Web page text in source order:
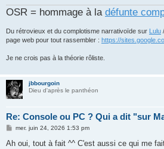
OSR = hommage à la défunte
Du rétrovieux et du complotisme narrativoïde sur Lulu /
page web pour tout rassembler : https://
Je ne crois pas à la théorie rôliste.
jbbourgoin
Dieu d'après le panthéon
Re: Console ou PC ? Qui a dit "sur
M
s
mer. juin 24, 2026 1:53 pm
Ah oui, tout à fait ^^ C'est aussi ce qui me